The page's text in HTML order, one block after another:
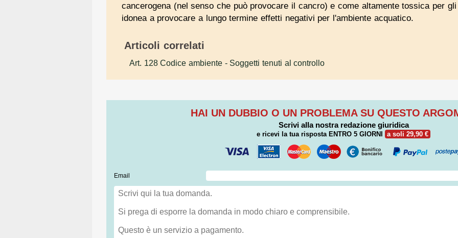
cancerogena (nel senso che può provocare il cancro) e come altamente tossica per
idonea a provocare a lungo termine effetti negativi per l'ambiente acquatico.
Articoli correlati
Art. 128 Codice ambiente - Soggetti tenuti al controllo
HAI UN DUBBIO O UN PROBLEMA SU QUESTO
Scrivi alla nostra redazione giuridica
e ricevi la tua risposta ENTRO 5 GIORNI a soli 29,90 €
Email